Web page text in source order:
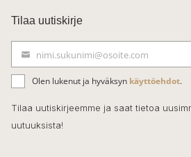
c
e
b
o
o
k
Tilaa uutiskirje
ä
h
k
nimi.sukunimi@osoite.com
Olen lukenut ja hyväksyn käyttöehdot.
Tilaa uutiskirjeemme ja saat tietoa
uutuuksista!